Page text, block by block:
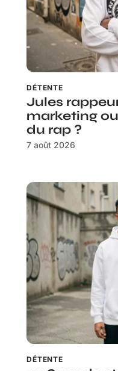
DÉTENTE
Jules
marketing
du rap ?
7 août 2026
DÉTENTE